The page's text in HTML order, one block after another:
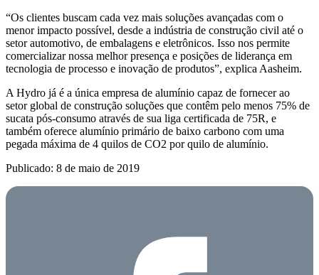
“Os clientes buscam cada vez mais soluções avançadas com o
menor impacto possível, desde a indústria de construção civil até o
setor automotivo, de embalagens e eletrônicos. Isso nos permite
comercializar nossa melhor presença e posições de liderança em
tecnologia de processo e inovação de produtos”, explica Aasheim.
A Hydro já é a única empresa de alumínio capaz de fornecer ao
setor global de construção soluções que contêm pelo menos 75% de
sucata pós-consumo através de sua liga certificada de 75R, e
também oferece alumínio primário de baixo carbono com uma
pegada máxima de 4 quilos de CO2 por quilo de alumínio.
Publicado: 8 de maio de 2019